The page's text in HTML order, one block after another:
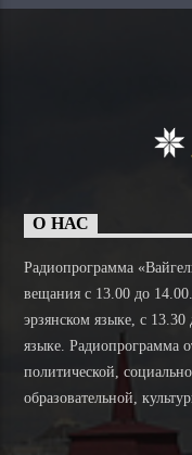
О НАС
Радиопрограмма
вещания с 13.00 до
эрзянском языке, с
языке. Радиопрограмма
политической,
образовательной,